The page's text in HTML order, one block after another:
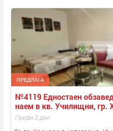
ПРЕДЛАГА
№4119 Едностаен
наем в кв. Училищни, гр.
Преди 3 дни